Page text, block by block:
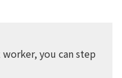
you can step